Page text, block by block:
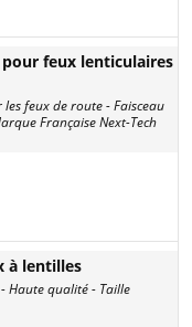
feux lenticulaires
feux de route - Faisceau
Française Next-Tech
à lentilles
Haute qualité - Taille